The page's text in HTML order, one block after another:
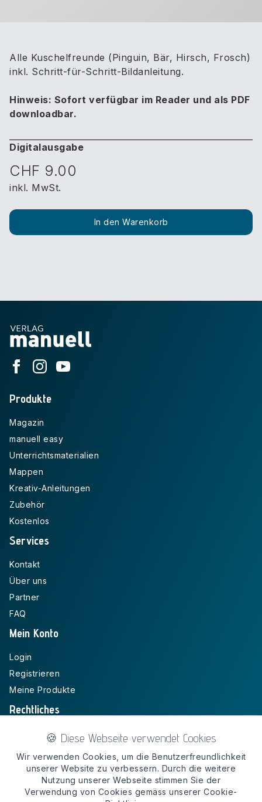
Alle Kuschelfreunde (Pinguin, Bär, Hirsch, Frosch)
inkl. Schritt-für-Schritt-Bildanleitung.
Hinweis: Sofort verfügbar im Reader und als PDF
downloadbar.
Digitalausgabe
CHF 9.00
inkl. MwSt.
In den Warenkorb
🍪 Diese Webseite verwendet Cookies
Wir verwenden Cookies, um die Benutzerfreundlichkeit
unserer Website zu verbessern. Durch die weitere
Nutzung unserer Webseite stimmen Sie der
Verwendung von Cookies gemäss unserer Cookie-
Produkte
Magazin
manuell easy
Unterrichtsmaterialien
Mappen
Kreativ-Anleitungen
Zubehör
Kostenlos
Services
Kontakt
Über uns
Partner
FAQ
Mein Konto
Login
Registrieren
Meine Produkte
Rechtliches
Impressum
AGB
Datenschutz